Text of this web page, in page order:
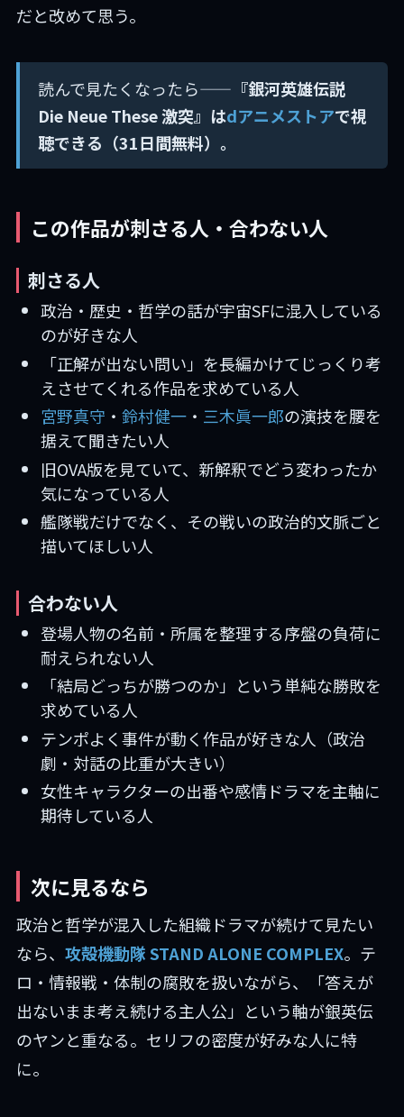
だと改めて思う。
読んで見たくなったら—— 『銀河英雄伝説
Die Neue These 激突』はdアニメストアで視
聴できる（31日間無料）。
この作品が刺さる人・合わない人
刺さる人
政治・歴史・哲学の話が宇宙SFに混入している
のが好きな人
「正解が出ない問い」を長編かけてじっくり考
えさせてくれる作品を求めている人
宮野真守 ・ 鈴村健一・ 三木眞一郎の演技を腰を
据えて聞きたい人
旧OVA版を見ていて、新解釈でどう変わったか
気になっている人
艦隊戦だけでなく、その戦いの政治的文脈ごと
描いてほしい人
合わない人
登場人物の名前・所属を整理する序盤の負荷に
耐えられない人
「結局どっちが勝つのか」という単純な勝敗を
求めている人
テンポよく事件が動く作品が好きな人（政治
劇・対話の比重が大きい）
女性キャラクターの出番や感情ドラマを主軸に
期待している人
次に見るなら
政治と哲学が混入した組織ドラマが続けて見たい
なら、 攻殻機動隊 STAND ALONE COMPLEX。テ
ロ・情報戦・体制の腐敗を扱いながら、「答えが
出ないまま考え続ける主人公」という軸が銀英伝
のヤンと重なる。セリフの密度が好みな人に特
に。